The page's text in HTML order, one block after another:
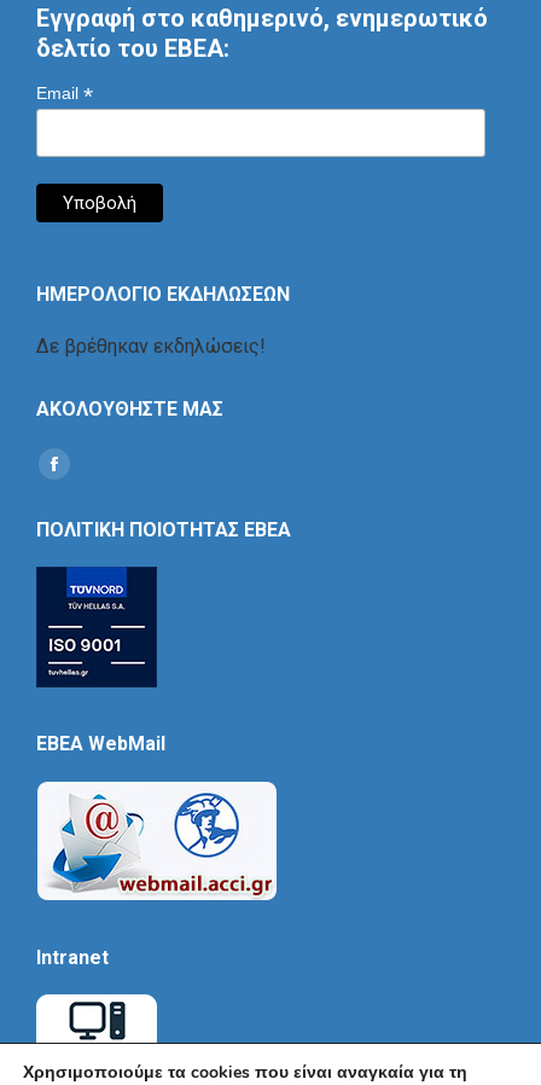
Εγγραφή στο καθημερινό, ενημερωτικό
δελτίο του ΕΒΕΑ:
Email *
ΗΜΕΡΟΛΟΓΙΟ ΕΚΔΗΛΩΣΕΩΝ
Δε βρέθηκαν εκδηλώσεις!
ΑΚΟΛΟΥΘΗΣΤΕ ΜΑΣ
Find us on:
Social
ΠΟΛΙΤΙΚΗ ΠΟΙΟΤΗΤΑΣ ΕΒΕΑ
EBEA WebMail
Intranet
Χρησιμοποιούμε τα cookies που είναι αναγκαία για τη